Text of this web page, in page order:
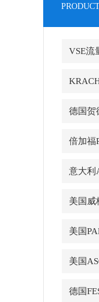
VSE流
德国贺
倍加福
意大利
美国威
美国
美国
德国